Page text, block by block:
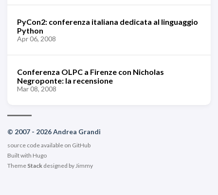
PyCon2: conferenza italiana dedicata al linguaggio
Python
Apr 06, 2008
Conferenza OLPC a Firenze con Nicholas
Negroponte: la recensione
Mar 08, 2008
© 2007 - 2026 Andrea Grandi
source code available on GitHub
Built with Hugo
Theme Stack designed byJimmy